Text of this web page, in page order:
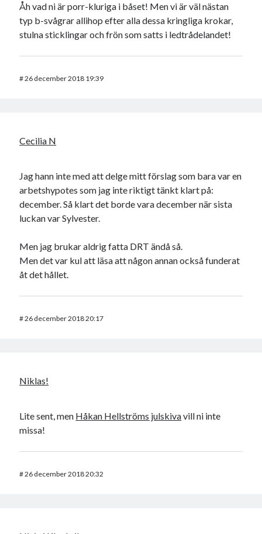
Åh vad ni är porr-kluriga i båset! Men vi är väl nästan
typ b-svågrar allihop efter alla dessa kringliga krokar,
stulna sticklingar och frön som satts i ledtrådelandet!
#26 december 2018 19:39
Cecilia N
Jag hann inte med att delge mitt förslag som bara var en
arbetshypotes som jag inte riktigt tänkt klart på:
december. Så klart det borde vara december när sista
luckan var Sylvester.
Men jag brukar aldrig fatta DRT ändå så.
Men det var kul att läsa att någon annan också funderat
åt det hållet.
#26 december 2018 20:17
Niklas!
Lite sent, men Håkan Hellströms julskivavill ni inte
missa!
#26 december 2018 20:32